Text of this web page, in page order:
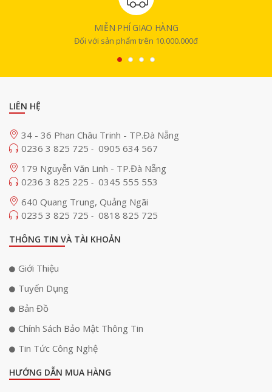
MIỄN PHÍ GIAO HÀNG
Đối với sản phẩm trên 10.000.000đ
LIÊN HỆ
34 - 36 Phan Châu Trinh - TP.Đà Nẵng
0236 3 825 725 - 0905 634 567
179 Nguyễn Văn Linh - TP.Đà Nẵng
0236 3 825 225 - 0345 555 553
640 Quang Trung, Quảng Ngãi
0235 3 825 725 - 0818 825 725
THÔNG TIN VÀ TÀI KHOẢN
Giới Thiệu
Tuyển Dụng
Bản Đồ
Chính Sách Bảo Mật Thông Tin
Tin Tức Công Nghệ
HƯỚNG DẪN MUA HÀNG